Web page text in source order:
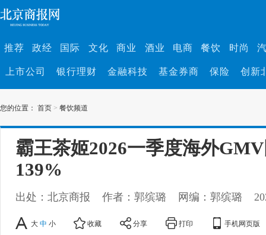
推荐 政经 国际 文化 商业 酒业 电商 餐饮 时尚
上市公司 银行理财 金融科技 基金券商 保险 创新
您的位置： 首页 > 餐饮频道
霸王茶姬2026一季度海外
139%
出处：北京商报 作者：郭缤璐 网编：郭缤璐
大 中 小 收藏 分享 打印 手机网页版